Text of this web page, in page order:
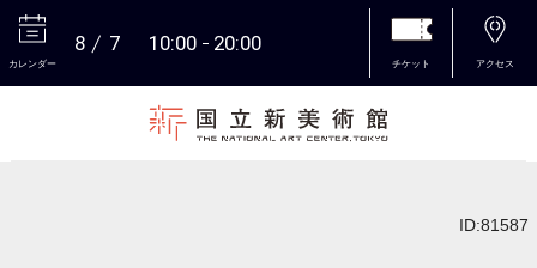
カレンダー
8 7 10:00 20:00
チケット アクセス
ID:81587